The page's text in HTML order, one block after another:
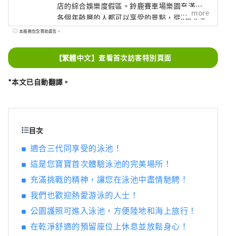
店的綜合娛樂度假區。鈴鹿賽車場樂園充滿了
各個年齡層的人都可以享受的景點，從0歲兒童
可以乘坐和3歲兒童可以自己操作的遊樂設施，
施，應有盡有。此外，在鈴鹿賽車場酒店，您
可以體驗結合當地食材和傳統烹飪方法的餐
您可以使用這些設施放鬆身心；還有以交通工
驗，即使是第一次來的遊客也可以安心享受。
more
本服務包含贊助廣告。
【繁體中文】查看首次訪客特別頁面
*本文已自動翻譯。
目次
適合三代同享受的泳池！
這是您寶寶首次體驗泳池的完美場所！
充滿挑戰的精神，讓您在泳池中盡情馳騁！
我們也歡迎熱愛游泳的人士！
公園護照可進入泳池，方便陸地和海上旅行！
在乾淨舒適的預留座位上休息並放鬆身心！